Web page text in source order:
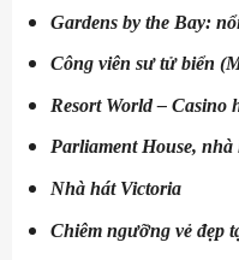
Gardens by the Bay:
Công viên sư tử biển
Resort World – Casino
ParliamentHouse,
Nhà hát Victoria
Chiêm ngưỡng vẻ đẹp